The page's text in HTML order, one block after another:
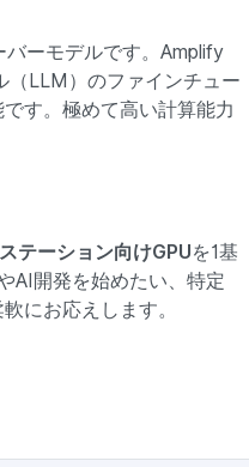
ーモデルです。Amplify
（LLM）のファインチュー
す。極めて高い計算能力
テーション向けGPUを1基
AI開発を始めたい、特定
にお応えします。